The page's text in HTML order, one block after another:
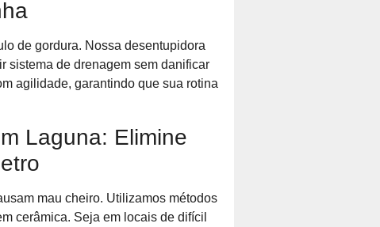
de gordura. Nossa desentupidora
sistema de drenagem sem danificar
agilidade, garantindo que sua rotina
Laguna: Elimine
mau cheiro. Utilizamos métodos
cerâmica. Seja em locais de difícil